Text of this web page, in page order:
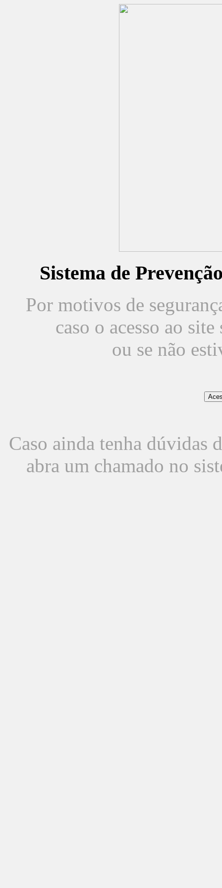
Sistema de
Por motivos de
caso o acesso ao
ou se não
Caso ainda tenha dúvidas
abra um chamado no